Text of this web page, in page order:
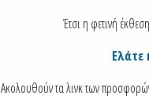
Έτσι η φετινή
Ελάτε
Ακολουθούν τα λινκ των προσφορών